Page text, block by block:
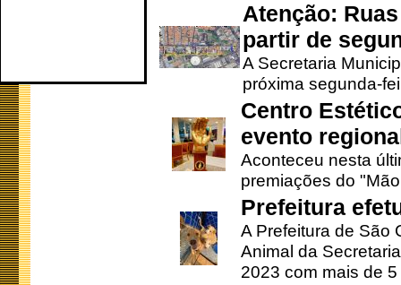
Atenção:
partir de
A Secretaria
próxima segunda-
Centro
evento
Aconteceu nesta
premiações do
Prefeitura
A Prefeitura de São
Animal da
2023 com mais de 5